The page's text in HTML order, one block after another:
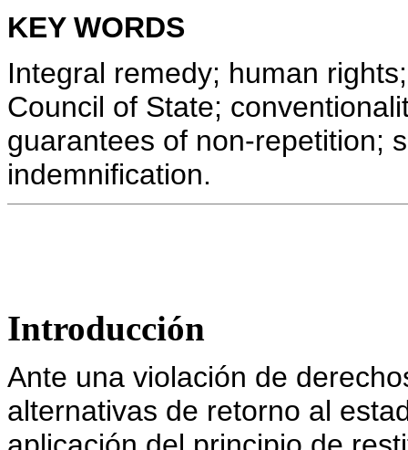
KEY WORDS
Integral remedy; human
Council of State;
guarantees of non-repetition;
indemnification.
Introducción
Ante una violación de
alternativas de retorno al